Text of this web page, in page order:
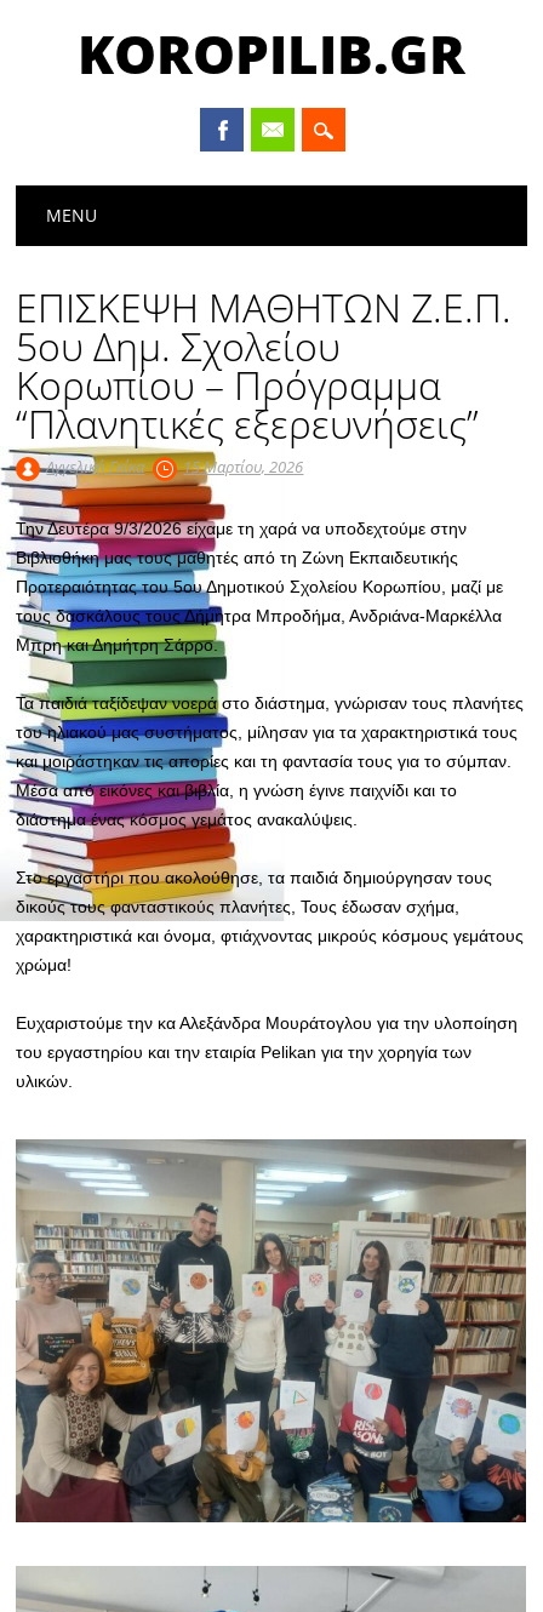
KOROPILIB.GR
Main menu
MENU
ΕΠΙΣΚΕΨΗ ΜΑΘΗΤΩΝ Ζ.Ε.Π.
5ου Δημ. Σχολείου
Κορωπίου – Πρόγραμμα
“Πλανητικές εξερευνήσεις”
Αγγελική Γκίκα 15 Μαρτίου, 2026
Την Δευτέρα 9/3/2026 είχαμε τη χαρά να υποδεχτούμε στην
Βιβλιοθήκη μας τους μαθητές από τη Ζώνη Εκπαιδευτικής
Προτεραιότητας του 5ου Δημοτικού Σχολείου Κορωπίου, μαζί με
τους δασκάλους τους Δήμητρα Μπροδήμα, Ανδριάνα-Μαρκέλλα
Μπρη και Δημήτρη Σάρρο.
Τα παιδιά ταξίδεψαν νοερά στο διάστημα, γνώρισαν τους πλανήτες
του ηλιακού μας συστήματος, μίλησαν για τα χαρακτηριστικά τους
και μοιράστηκαν τις απορίες και τη φαντασία τους για το σύμπαν.
Μέσα από εικόνες και βιβλία, η γνώση έγινε παιχνίδι και το
διάστημα ένας κόσμος γεμάτος ανακαλύψεις.
Στο εργαστήρι που ακολούθησε, τα παιδιά δημιούργησαν τους
δικούς τους φανταστικούς πλανήτες, Τους έδωσαν σχήμα,
χαρακτηριστικά και όνομα, φτιάχνοντας μικρούς κόσμους γεμάτους
χρώμα!
Ευχαριστούμε την κα Αλεξάνδρα Μουράτογλου για την υλοποίηση
του εργαστηρίου και την εταιρία Pelikan για την χορηγία των
υλικών.